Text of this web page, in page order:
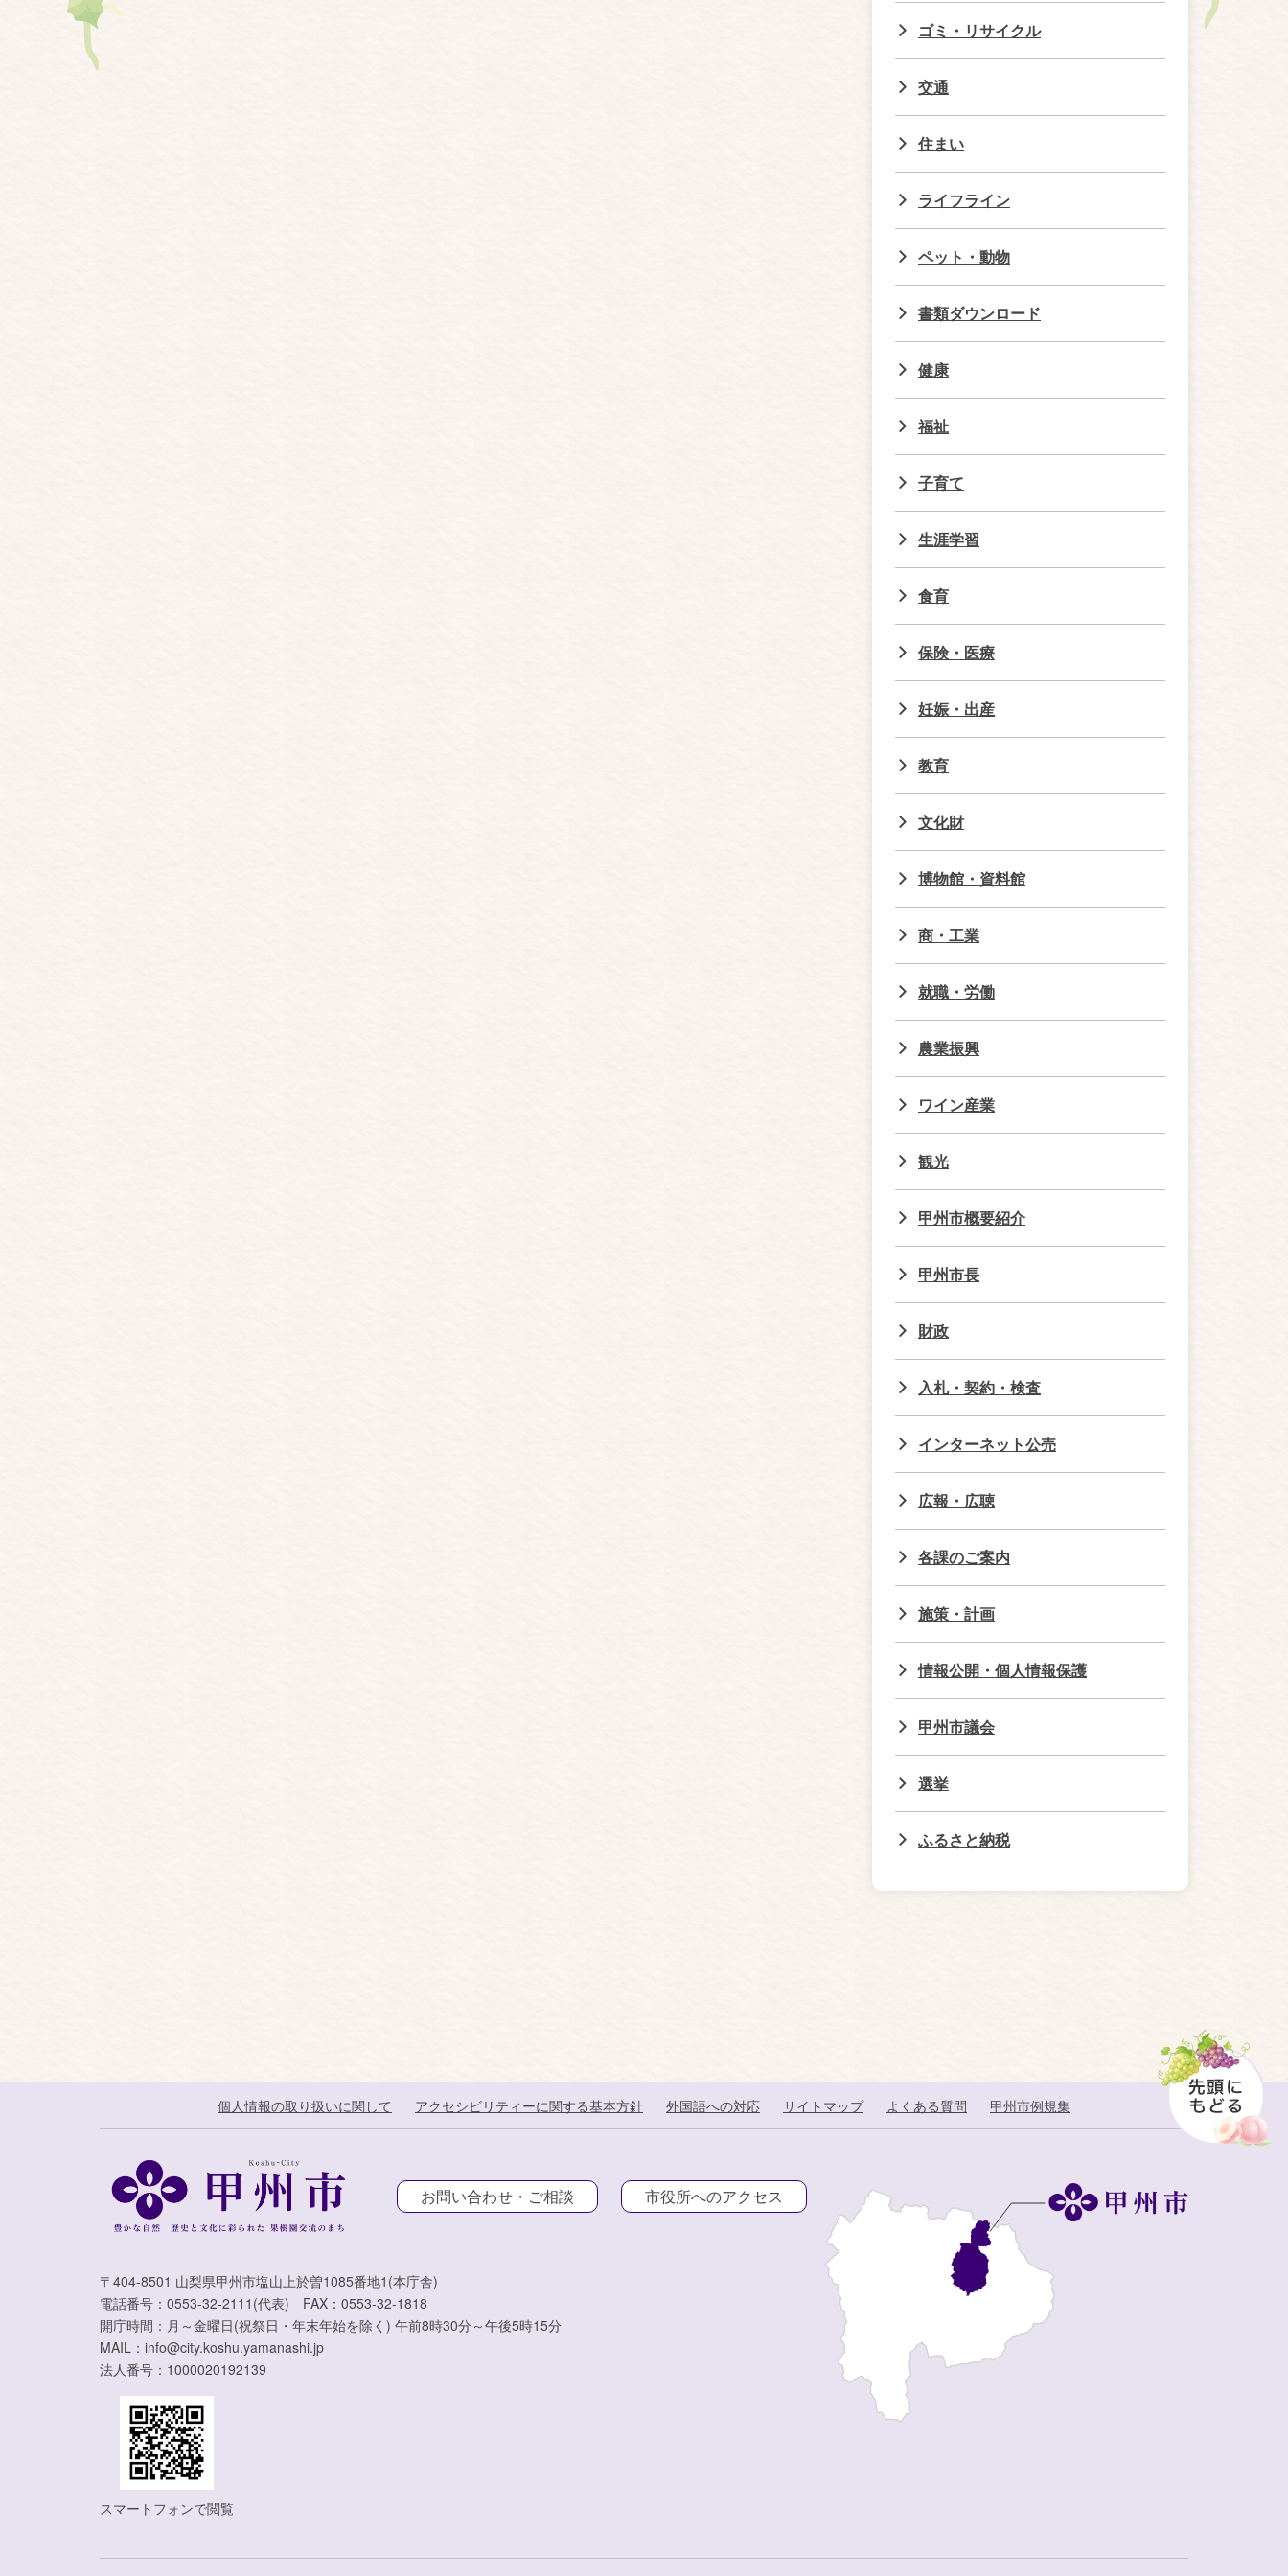
ゴミ・リサイクル
交通
住まい
ライフライン
ペット・動物
書類ダウンロード
健康
福祉
子育て
生涯学習
食育
保険・医療
妊娠・出産
教育
文化財
博物館・資料館
商・工業
就職・労働
農業振興
ワイン産業
観光
甲州市概要紹介
甲州市長
財政
入札・契約・検査
インターネット公売
広報・広聴
各課のご案内
施策・計画
情報公開・個人情報保護
甲州市議会
選挙
ふるさと納税
個人情報の取り扱いに関して アクセシビリティーに関する基本方針 外国語への対応 サイトマップ よくある質問 甲州市例規集
お問い合わせ・ご相談 市役所へのアクセス
〒404-8501 山梨県甲州市塩山上於曽1085番地1(本庁舎)
電話番号：0553-32-2111(代表) FAX：0553-32-1818
開庁時間：月～金曜日(祝祭日・年末年始を除く) 午前8時30分～午後5時15分
MAIL：info@city.koshu.yamanashi.jp
法人番号：1000020192139
スマートフォンで閲覧